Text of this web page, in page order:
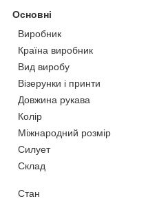
Основні
Виробник
Країна виробник
Вид виробу
Візерунки і принти
Довжина рукава
Колір
Міжнародний розмір
Силует
Склад
Стан